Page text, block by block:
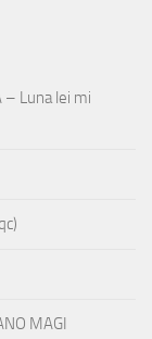
– Luna lei mi
MAGI